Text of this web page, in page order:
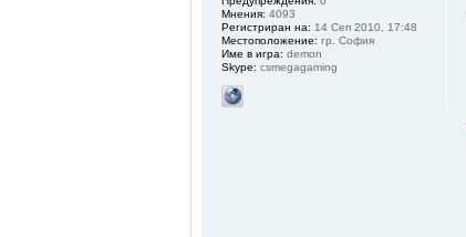
Мнения: 4093
Регистриран на: 14 Сеп 2010, 17:48
Местоположение: гр. София
Име в игра: demon
Skype: csmegagaming